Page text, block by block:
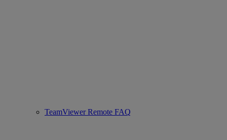
TeamViewer Remote FAQ